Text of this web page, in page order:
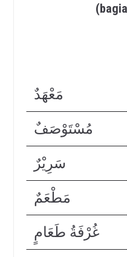
مَعْهَدٌ
مُسْتَوْصَفٌ
سَرِيْرٌ
مَطْعَمٌ
غُرْفَةُ طَعَامٍ